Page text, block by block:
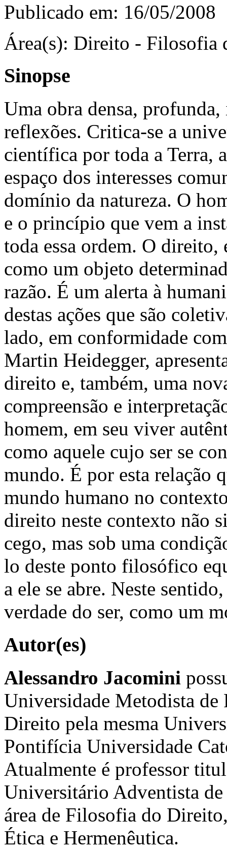
Publicado em: 16/05/2008
Área(s): Direito - Filosofia
Sinopse
Uma obra densa,
reflexões. Critica-se a
científica por toda a Terra,
espaço dos interesses
domínio da natureza. O
e o princípio que vem a
toda essa ordem. O direito,
como um objeto
razão. É um alerta à
destas ações que são
lado, em conformidade
Martin Heidegger,
direito e, também, uma
compreensão e
homem, em seu viver
como aquele cujo ser se
mundo. É por esta relação
mundo humano no
direito neste contexto não
cego, mas sob uma
lo deste ponto filosófico
a ele se abre. Neste
verdade do ser, como um
Autor(es)
Alessandro Jacomini
Universidade Metodista de
Direito pela mesma
Pontifícia Universidade
Atualmente é professor
Universitário Adventista de
área de Filosofia do
Ética e Hermenêutica.